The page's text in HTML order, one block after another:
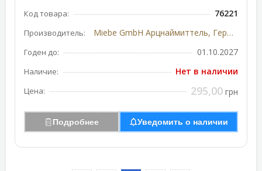
Код товара: 76221
Производитель: Miebe GmbH Арцнаймиттель, Германия
Годен до: 01.10.2027
Наличие: Нет в наличии
Цена: 295,00 грн
Подробнее Уведомить о наличии